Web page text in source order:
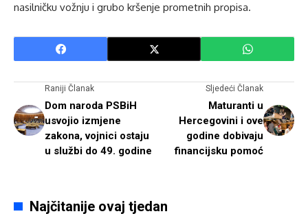
nasilničku vožnju i grubo kršenje prometnih propisa.
Raniji Članak
Dom naroda PSBiH
usvojio izmjene
zakona, vojnici ostaju
u službi do 49. godine
Sljedeći Članak
Maturanti u
Hercegovini i ove
godine dobivaju
financijsku pomoć
Najčitanije ovaj tjedan